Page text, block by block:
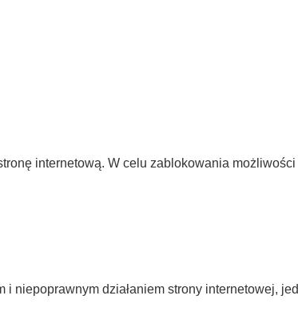
internetową. W celu zablokowania
niepoprawnym działaniem strony internetowej,